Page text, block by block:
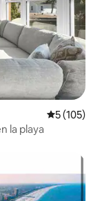
5 (105)
la playa